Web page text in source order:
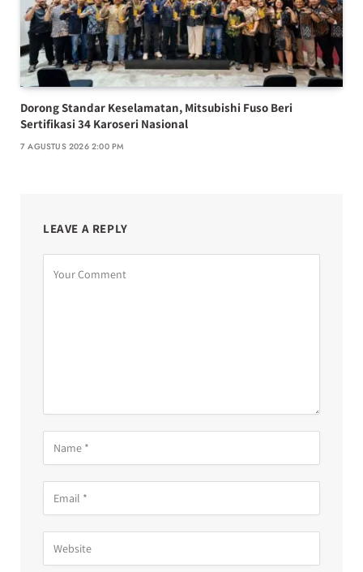
Dorong Standar Keselamatan, Mitsubishi Fuso Beri
Sertifikasi 34 Karoseri Nasional
7 AGUSTUS 2026 2:00 PM
LEAVE A REPLY